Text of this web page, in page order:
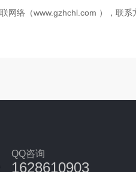
网络（www.gzhchl.com ），联系
QQ咨询
1628610903